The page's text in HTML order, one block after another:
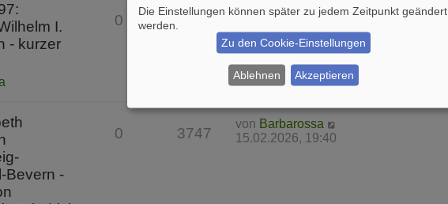
I.
- kurzer
0 7642
vonBarbarossa
Bevern -
0 3747
von Barbarossa
15.02.2026, 19:40
Die Einstellungen können später zu jedem Zeitpunkt geändert
werden.
Zu den Cookie-Einstellungen
Ablehnen Akzeptieren